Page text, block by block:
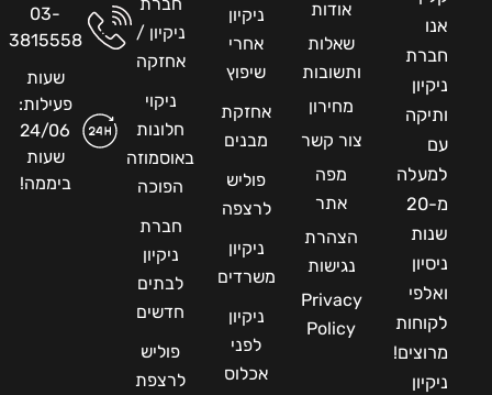
אנו
חברת
ניקיון
ותיקה
עם
למעלה
מ-20
שנות
ניסיון
ואלפי
לקוחות
מרוצים!
ניקיון
אודות
שאלות
ותשובות
מחירון
צור קשר
מפה
אתר
הצהרת
נגישות
Privacy
Policy
ניקיון
אחרי
שיפוץ
אחזקת
מבנים
פוליש
לרצפה
ניקיון
משרדים
ניקיון
לפני
אכלוס
ניקיון /
אחזקה
ניקוי
חלונות
באוסמוזה
הפוכה
חברת
ניקיון
לבתים
חדשים
פוליש
לרצפת
03-
3815558
שעות
פעילות:
24/06
שעות
ביממה!